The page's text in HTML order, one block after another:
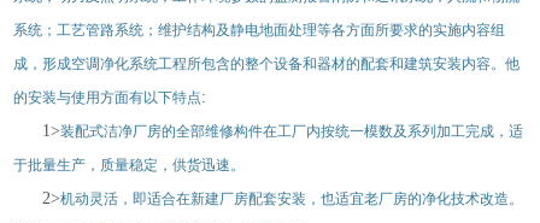
系统；工艺管路系统；维护结构及静电地面处理等各方面所要求的实施内容组
成，形成空调净化系统工程所包含的整个设备和器材的配套和建筑安装内容。他
的安装与使用方面有以下特点:
1>装配式洁净厂房的全部维修构件在工厂内按统一模数及系列加工完成，适
于批量生产，质量稳定，供货迅速。
2>机动灵活，即适合在新建厂房配套安装，也适宜老厂房的净化技术改造。